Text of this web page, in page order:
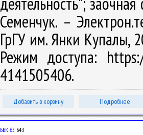
Семенчук. –
ГрГУ им. Янки Купалы,
Режим доступа:
4141505406.
Добавить в корзину Подробнее
ББК 65.Б43